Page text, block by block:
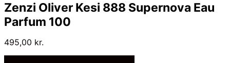
Zenzi Oliver Kesi 888 Supernova Eau
Parfum 100
495,00 kr.